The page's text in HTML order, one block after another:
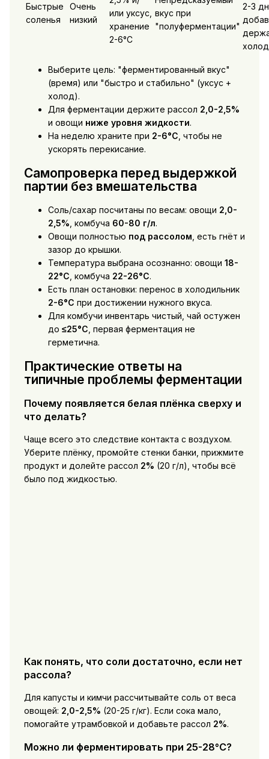
Быстрые
соленья
Очень
низкий
или уксус,
хранение
2-6°C
вкус при
"полуферментации"
2-3
Выберите цель: "ферментированный вкус"
(время) или "быстро и стабильно" (уксус +
холод).
Для ферментации держите рассол 2,0-2,5%
и овощи ниже уровня жидкости.
На неделю храните при 2-6°C , чтобы не
ускорять перекисание.
Самопроверка перед выдержкой
партии без вмешательства
Соль/сахар посчитаны по весам: овощи 2,0-
2,5% , комбуча 60-80 г/л.
Овощи полностью под рассолом , есть гнёт и
зазор до крышки.
Температура выбрана осознанно: овощи 18-
22°C , комбуча 22-26°C.
Есть план остановки: перенос в холодильник
2-6°C при достижении нужного вкуса.
Для комбучи инвентарь чистый, чай остужен
до ≤25°C , первая ферментация не
герметична.
Практические ответы на
типичные проблемы ферментации
Почему появляется белая плёнка сверху и
что делать?
Чаще всего это следствие контакта с воздухом.
Уберите плёнку, промойте стенки банки, прижмите
продукт и долейте рассол 2% (20 г/л), чтобы всё
было под жидкостью.
Как понять, что соли достаточно, если нет
рассола?
Для капусты и кимчи рассчитывайте соль от веса
овощей: 2,0-2,5% (20-25 г/кг). Если сока мало,
помогайте утрамбовкой и добавьте рассол 2%.
Можно ли ферментировать при 25-28°C?